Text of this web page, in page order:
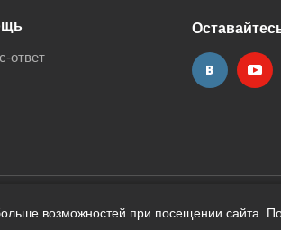
возможностей при посещении сайта.
ответ